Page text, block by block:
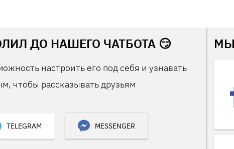
ДО НАШЕГО ЧАТБОТА 😏
настроить его под себя и узнавать
чтобы рассказывать друзьям
TELEGRAM MESSENGER